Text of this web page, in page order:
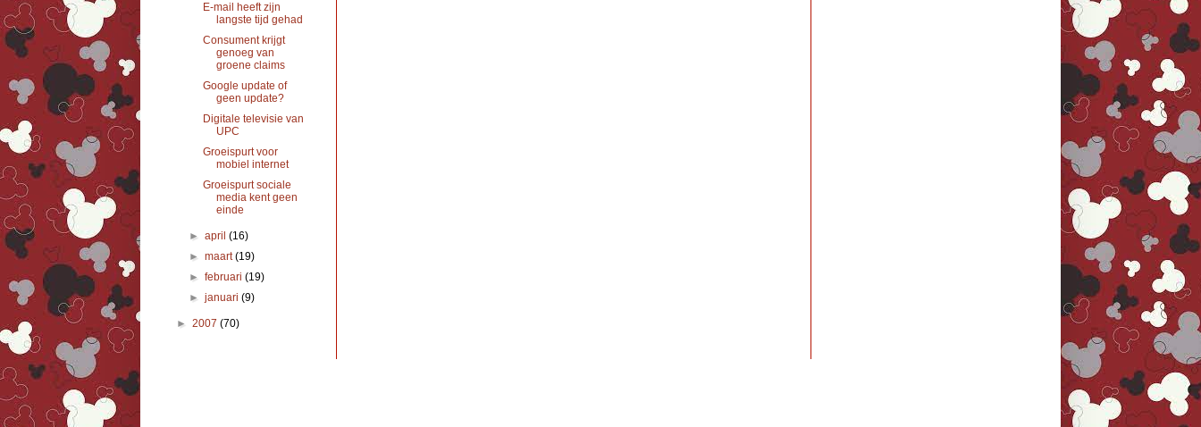
E-mail heeft zijn
langste tijd gehad
Consument krijgt
genoeg van
groene claims
Google update of
geen update?
Digitale televisie van
UPC
Groeispurt voor
mobiel internet
Groeispurt sociale
media kent geen
einde
►april(16)
►maart(19)
►februari(19)
►januari(9)
► 2007 (70)